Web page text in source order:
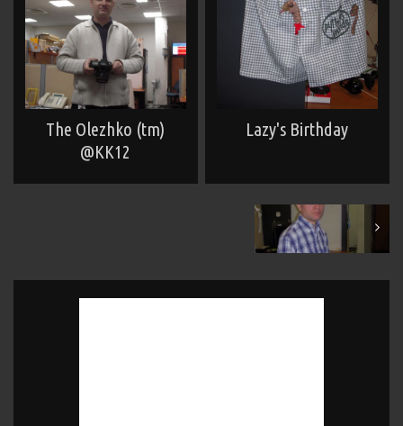
The Olezhko (tm)
@KK12
Lazy's Birthday
February 2009